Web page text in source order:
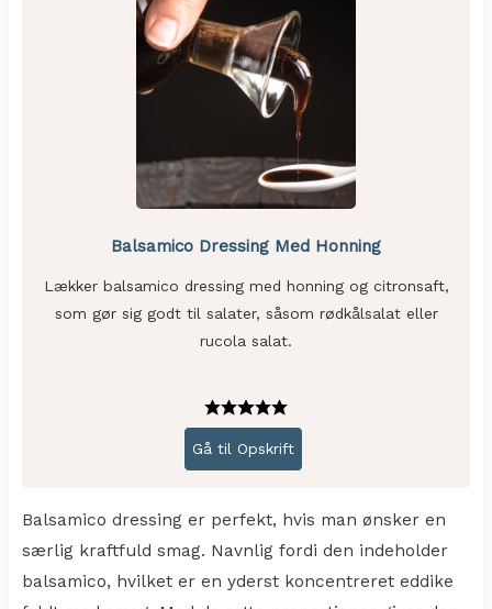
Balsamico Dressing Med Honning
Lækker balsamico dressing med honning og citronsaft,
som gør sig godt til salater, såsom rødkålsalat eller
rucola salat.
Gå til Opskrift
Balsamico dressing er perfekt, hvis man ønsker en
særlig kraftfuld smag. Navnlig fordi den indeholder
balsamico, hvilket er en yderst koncentreret eddike